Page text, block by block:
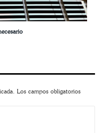
Los campos obligatorios